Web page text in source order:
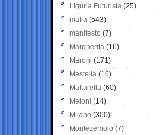
Liguria Futurista (25)
mafia (543)
manifesto (7)
Margherita (16)
Maroni (171)
Mastella (16)
Mattarella (60)
Meloni (14)
Milano (300)
Montezemolo (7)